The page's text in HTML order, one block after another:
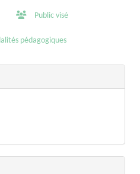
Public visé
pédagogiques